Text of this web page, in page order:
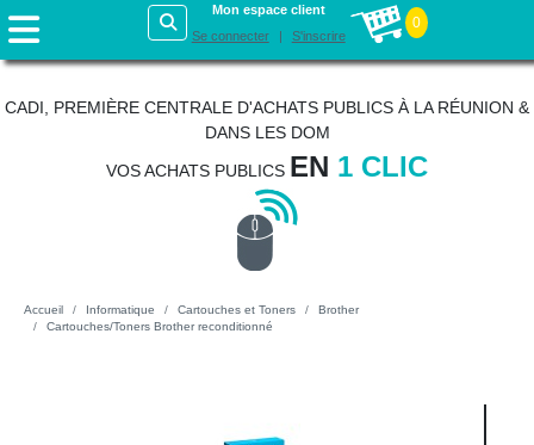
Mon espace client
Se connecter
S'inscrire
0
CADI, PREMIÈRE CENTRALE D'ACHATS PUBLICS À LA RÉUNION &
DANS LES DOM
VOS ACHATS PUBLICS EN 1 CLIC
Accueil Informatique Cartouches et Toners
Brother
Cartouches/Toners Brother reconditionné